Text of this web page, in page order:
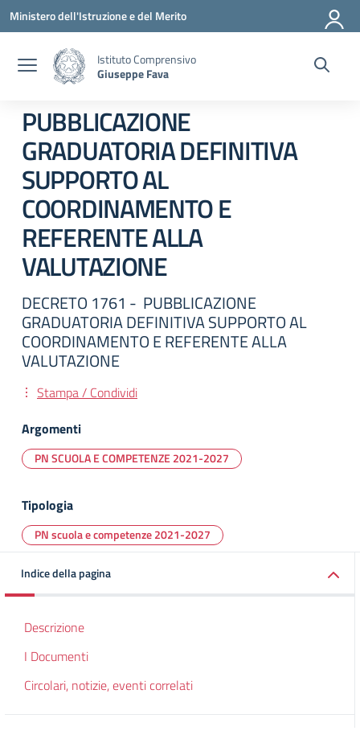
Vai ai contenuti
Vai al menu di navigazione
Vai al footer
Ministero dell'Istruzione e del Merito
Istituto Comprensivo
Giuseppe Fava
PUBBLICAZIONE
GRADUATORIA DEFINITIVA
SUPPORTO AL
COORDINAMENTO E
REFERENTE ALLA
VALUTAZIONE
DECRETO 1761 - PUBBLICAZIONE
GRADUATORIA DEFINITIVA SUPPORTO AL
COORDINAMENTO E REFERENTE ALLA
VALUTAZIONE
Stampa / Condividi
Argomenti
PN SCUOLA E COMPETENZE 2021-2027
Tipologia
PN scuola e competenze 2021-2027
Indice della pagina
Descrizione
I Documenti
Circolari, notizie, eventi correlati